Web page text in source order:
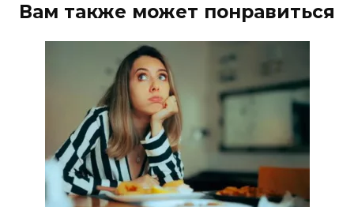
Вам также может понравиться